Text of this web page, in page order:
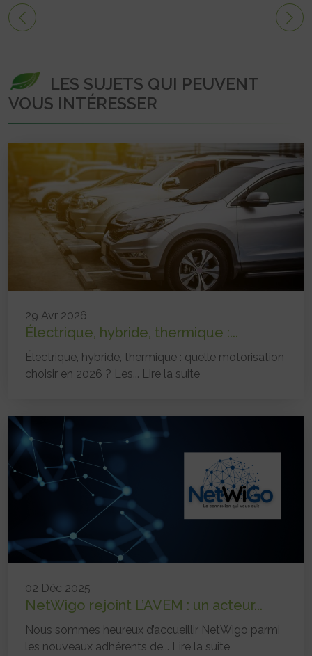
LES SUJETS QUI PEUVENT
VOUS INTÉRESSER
29 Avr 2026
Électrique, hybride, thermique :...
Électrique, hybride, thermique : quelle motorisation
choisir en 2026 ? Les... Lire la suite
02 Déc 2025
NetWigo rejoint L’AVEM : un acteur...
Nous sommes heureux d’accueillir NetWigo parmi
les nouveaux adhérents de... Lire la suite